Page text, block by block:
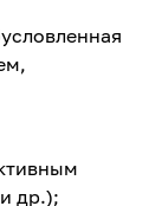
др.);